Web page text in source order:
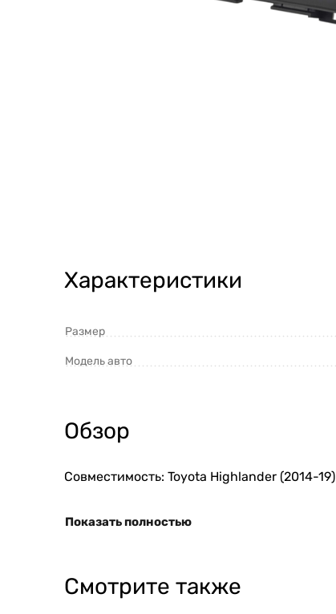
Характеристики
Размер
Модель авто
Обзор
Совместимость: Toyota Highlander (2014-19)
Показать полностью
Смотрите также